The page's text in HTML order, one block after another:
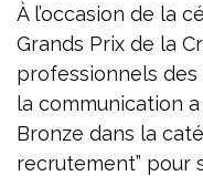
À l’occasion de la
Grands Prix de la
professionnels des
la communication
Bronze dans la
recrutement” pour